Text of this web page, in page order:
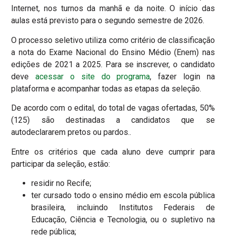
Internet, nos turnos da manhã e da noite. O início das
aulas está previsto para o segundo semestre de 2026.
O processo seletivo utiliza como critério de classificação
a nota do Exame Nacional do Ensino Médio (Enem) nas
edições de 2021 a 2025. Para se inscrever, o candidato
deveacessar o site do programa, fazer login na
plataforma e acompanhar todas as etapas da seleção.
De acordo com o edital, do total de vagas ofertadas, 50%
(125) são destinadas a candidatos que se
autodeclararem pretos ou pardos..
Entre os critérios que cada aluno deve cumprir para
participar da seleção, estão:
residir no Recife;
ter cursado todo o ensino médio em escola pública
brasileira, incluindo Institutos Federais de
Educação, Ciência e Tecnologia, ou o supletivo na
rede pública;